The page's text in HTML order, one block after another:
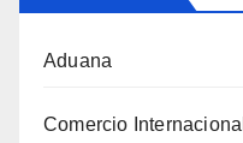
Aduana
Comercio Internacional